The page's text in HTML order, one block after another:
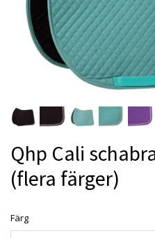
Qhp Cali
(flera färger)
Färg